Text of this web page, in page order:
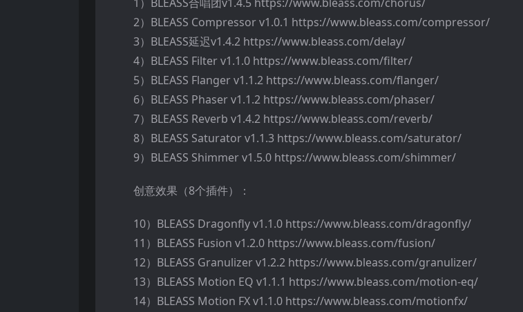
2）BLEASS Compressor v1.0.1 https://www.bleass.com/compressor/
3）BLEASS延迟v1.4.2 https://www.bleass.com/delay/
4）BLEASS Filter v1.1.0 https://www.bleass.com/filter/
5）BLEASS Flanger v1.1.2 https://www.bleass.com/flanger/
6）BLEASS Phaser v1.1.2 https://www.bleass.com/phaser/
7）BLEASS Reverb v1.4.2 https://www.bleass.com/reverb/
8）BLEASS Saturator v1.1.3 https://www.bleass.com/saturator/
9）BLEASS Shimmer v1.5.0 https://www.bleass.com/shimmer/
创意效果（8个插件）：
10）BLEASS Dragonfly v1.1.0 https://www.bleass.com/dragonfly/
11）BLEASS Fusion v1.2.0 https://www.bleass.com/fusion/
12）BLEASS Granulizer v1.2.2 https://www.bleass.com/granulizer/
13）BLEASS Motion EQ v1.1.1 https://www.bleass.com/motion-eq/
14）BLEASS Motion FX v1.1.0 https://www.bleass.com/motionfx/